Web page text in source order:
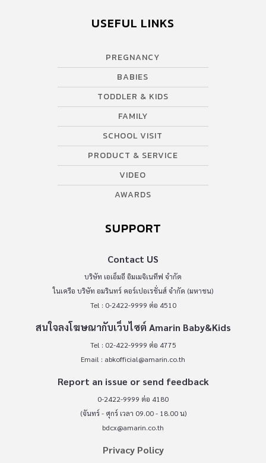
USEFUL LINKS
PREGNANCY
BABIES
TODDLER & KIDS
FAMILY
SCHOOL VISIT
PRODUCT & SERVICE
VIDEO
AWARDS
SUPPORT
Contact US
บริษัท เอเอ็มอี อิมเมจิเนทีฟ จำกัด
ในเครือ บริษัท อมรินทร์ คอร์เปอเรชั่นส์ จำกัด (มหาชน)
Tel : 0-2422-9999 ต่อ 4510
สนใจลงโฆษณากับเว็บไซต์ Amarin Baby&Kids
Tel : 02-422-9999 ต่อ 4775
Email : abkofficial@amarin.co.th
Report an issue or send feedback
0-2422-9999 ต่อ 4180
(จันทร์ - ศุกร์ เวลา 09.00 - 18.00 น)
bdcx@amarin.co.th
Privacy Policy